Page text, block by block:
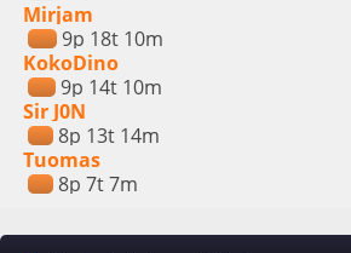
Mirjam
9p 18t 10m
KokoDino
9p 14t 10m
Sir J0N
8p 13t 14m
Tuomas
8p 7t 7m